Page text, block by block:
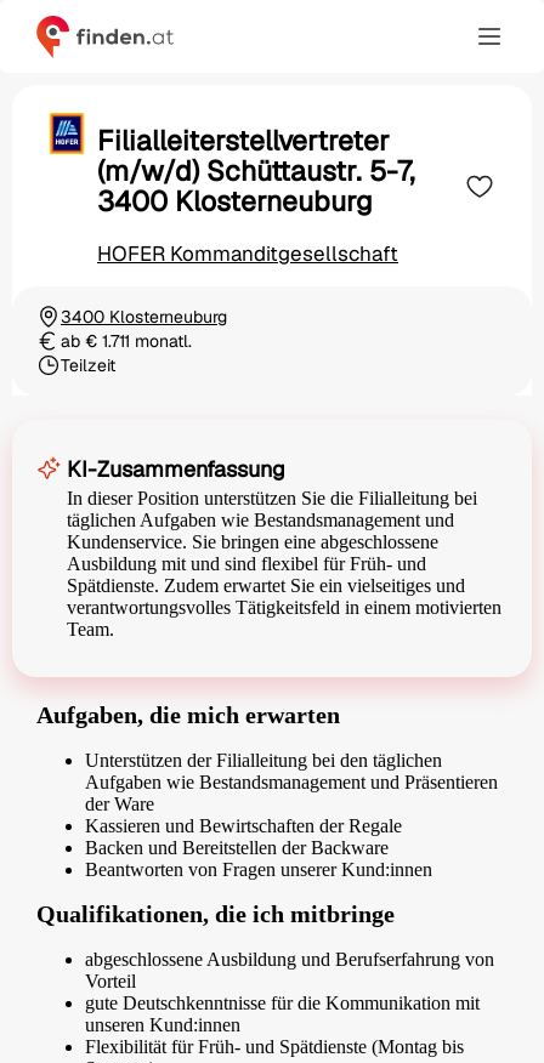
Filialleiterstellvertreter
(m/w/d) Schüttaustr. 5-7,
3400 Klosterneuburg
HOFER Kommanditgesellschaft
Ortschaft
3400 Klosterneuburg
Gehaltab € 1.711 monatl.
Beschäftigungsart
Teilzeit
KI-Zusammenfassung
In dieser Position unterstützen Sie die Filialleitung bei
täglichen Aufgaben wie Bestandsmanagement und
Kundenservice. Sie bringen eine abgeschlossene
Ausbildung mit und sind flexibel für Früh- und
Spätdienste. Zudem erwartet Sie ein vielseitiges und
verantwortungsvolles Tätigkeitsfeld in einem motivierten
Team.
Aufgaben, die mich erwarten
Unterstützen der Filialleitung bei den täglichen
Aufgaben wie Bestandsmanagement und Präsentieren
der Ware
Kassieren und Bewirtschaften der Regale
Backen und Bereitstellen der Backware
Beantworten von Fragen unserer Kund:innen
Qualifikationen, die ich mitbringe
abgeschlossene Ausbildung und Berufserfahrung von
Vorteil
gute Deutschkenntnisse für die Kommunikation mit
unseren Kund:innen
Flexibilität für Früh- und Spätdienste (Montag bis